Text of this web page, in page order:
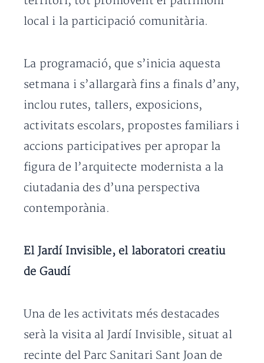
local i la participació comunitària.
La programació, que s’inicia aquesta
setmana i s’allargarà fins a finals d’any,
inclou rutes, tallers, exposicions,
activitats escolars, propostes familiars i
accions participatives per apropar la
figura de l’arquitecte modernista a la
ciutadania des d’una perspectiva
contemporània.
El Jardí Invisible, el laboratori creatiu
de Gaudí
Una de les activitats més destacades
serà la visita al Jardí Invisible, situat al
recinte del Parc Sanitari Sant Joan de